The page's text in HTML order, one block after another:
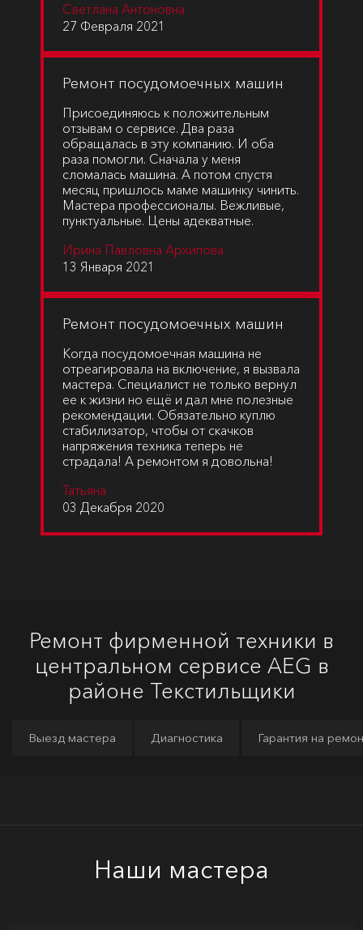
Светлана Антоновна
27 Февраля 2021
Ремонт посудомоечных машин
Присоединяюсь к положительным
отзывам о сервисе. Два раза
обращалась в эту компанию. И оба
раза помогли. Сначала у меня
сломалась машина. А потом спустя
месяц пришлось маме машинку чинить.
Мастера профессионалы. Вежливые,
пунктуальные. Цены адекватные.
Ирина Павловна Архипова
13 Января 2021
Ремонт посудомоечных машин
Когда посудомоечная машина не
отреагировала на включение, я вызвала
мастера. Специалист не только вернул
ее к жизни но ещё и дал мне полезные
рекомендации. Обязательно куплю
стабилизатор, чтобы от скачков
напряжения техника теперь не
страдала! А ремонтом я довольна!
Татьяна
03 Декабря 2020
Ремонт фирменной техники в
центральном сервисе AEG в
районе Текстильщики
Выезд мастера Диагностика Гарантия на
Наши мастера